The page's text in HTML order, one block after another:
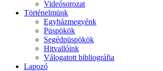
Videósorozat
Történelmünk
Egyházmegyénk
Püspökök
Segédpüspökök
Hitvallóink
Válogatott bibliográfia
Lapozó